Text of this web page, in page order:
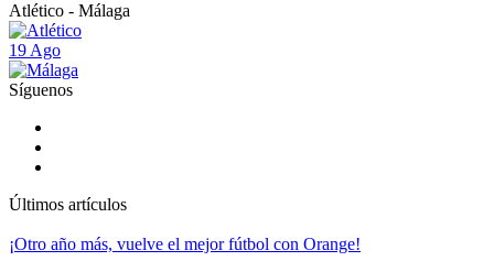
Atlético - Málaga
19 Ago
Síguenos
Últimos artículos
¡Otro año más, vuelve el mejor fútbol con Orange!